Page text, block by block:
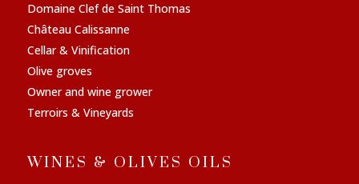
Domaine Clef de Saint Thomas
Château Calissanne
Cellar & Vinification
Olive groves
Owner and wine grower
Terroirs & Vineyards
WINES & OLIVES OILS